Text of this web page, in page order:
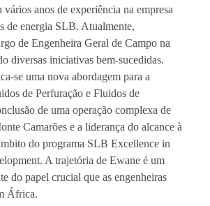
anos de experiência na empresa
de energia SLB. Atualmente,
de Engenheira Geral de Campo na
diversas iniciativas bem-sucedidas.
se uma nova abordagem para a
de Perfuração e Fluidos de
de uma operação complexa de
Camarões e a liderança do alcance à
do programa SLB Excellence in
A trajetória de Ewane é um
do papel crucial que as engenheiras
África.